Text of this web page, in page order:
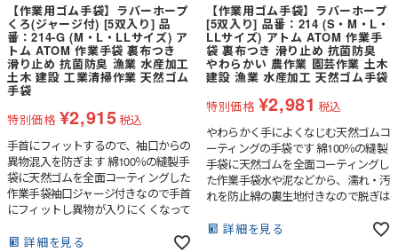
【作業用ゴム手袋】ラバーホープ
くろ(ジャージ付) [5双入り] 品
番：214-G (M・L・LLサイズ) ア
トム ATOM 作業手袋 裏布つき
滑り止め 抗菌防臭 漁業 水産加工
土木 建設 工業清掃作業 天然ゴム
手袋
特別価格 ¥2,915税込
手首にフィットするので、袖口からの
異物混入を防ぎます 綿100％の縫製手
袋に天然ゴムを全面コーティングした
作業手袋袖口ジャージ付きなので手首
にフィットし異物が入りにくくなって
がしやすく、吸汗性に優れています丈
詳細を見る
【作業用ゴム手袋】ラバーホープ
[5双入り] 品番：214 (S・M・L・
LLサイズ) アトム ATOM 作業手
袋 裏布つき 滑り止め 抗菌防臭
やわらかい 農作業 園芸作業 土木
建設 漁業 水産加工 天然ゴム手袋
特別価格 ¥2,981 税込
やわらかく手によくなじむ天然ゴムコ
ーティングの手袋です 綿100％の縫製
手袋に天然ゴムを全面コーティングし
た作業手袋水や泥などから、濡れ・汚
れを防止綿の裏生地付きなので脱ぎは
丈夫でやわらかく、長時間の着用でも
詳細を見る